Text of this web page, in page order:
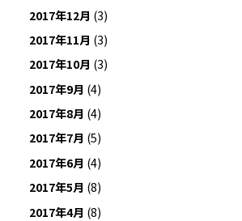
2017年12月 (3)
2017年11月 (3)
2017年10月 (3)
2017年9月 (4)
2017年8月 (4)
2017年7月 (5)
2017年6月 (4)
2017年5月 (8)
2017年4月 (8)